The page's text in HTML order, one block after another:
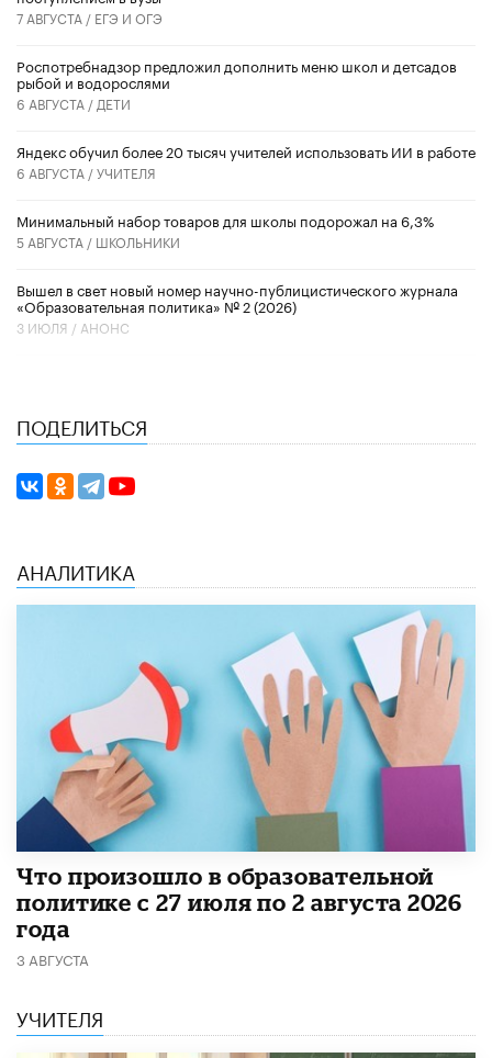
7 АВГУСТА / ЕГЭ И ОГЭ
Роспотребнадзор предложил дополнить меню школ и детсадов
рыбой и водорослями
6 АВГУСТА / ДЕТИ
​Яндекс обучил более 20 тысяч учителей использовать ИИ в работе
6 АВГУСТА /УЧИТЕЛЯ
Минимальный набор товаров для школы подорожал на 6,3%
5 АВГУСТА / ШКОЛЬНИКИ
Вышел в свет новый номер научно-публицистического журнала
«Образовательная политика» № 2 (2026)
3 ИЮЛЯ / АНОНС
ПОДЕЛИТЬСЯ
АНАЛИТИКА
​Что произошло в образовательной
политике с 27 июля по 2 августа 2026
года
3 АВГУСТА
УЧИТЕЛЯ